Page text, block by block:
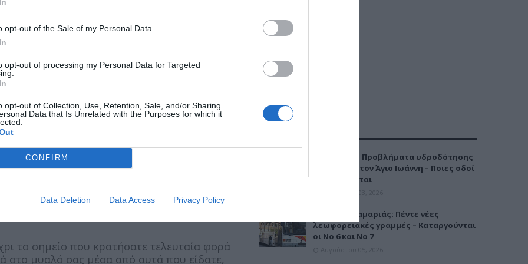
opt-out of the Sale of my Personal Data.
opt-out of processing my Personal Data for Targeted
opt-out of Collection, Use, Retention, Sale, and/or Sharing
Data that Is Unrelated with the Purposes for which it
CONFIRM
Data Deletion Data Access Privacy Policy
παλαιότερα
σπίτι; Θέλει η γάτα να ανακατεύει τα
το επόμενο πιο προφανές σημείο.
πριν, υπάρχει πιθανότητα να είναι ξανά
να ενισχύσει τη βραχυπρόθεσμη μνήμη
προς τα πίσω ή να φαντάζεσαι ότι
να βρεις χαμένα αντικείμενα.
το σημείο που κρατήσατε τελευταία φορά
στο μυαλό σας μέσα από αυτά που είδατε,
Καλαμαριά: Προβλήματα υδροδότησης
την Τρίτη στον Άγιο Ιωάννη – Ποιες οδοί
επηρεάζονται
Μετρό Καλαμαριάς: Πέντε νέες
λεωφορειακές γραμμές – Καταργούνται
οι Νο 6 και Νο 7